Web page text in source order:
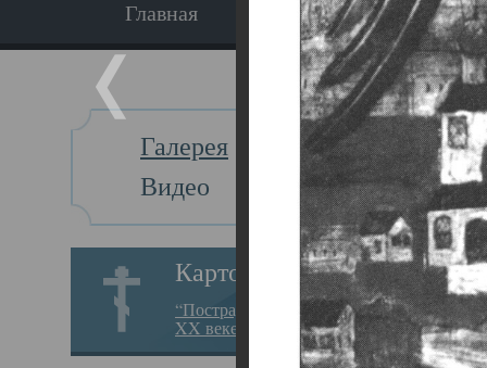
Главная Экскурсия
Галерея
Видео
Картотека
“Пострадавшие за веру в
XX веке на Севере”
Главная